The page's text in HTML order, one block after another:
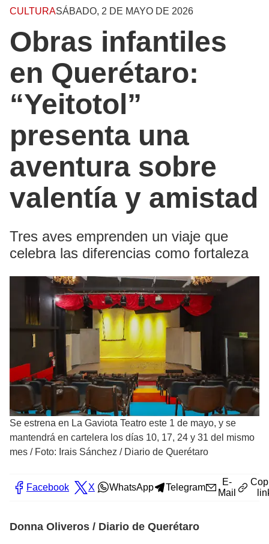
CULTURASÁBADO, 2 DE MAYO DE 2026
Obras infantiles
en Querétaro:
“Yeitotol”
presenta una
aventura sobre
valentía y amistad
Tres aves emprenden un viaje que
celebra las diferencias como fortaleza
Se estrena en La Gaviota Teatro este 1 de mayo, y se
mantendrá en cartelera los días 10, 17, 24 y 31 del mismo
mes / Foto: Irais Sánchez / Diario de Querétaro
Facebook X WhatsApp Telegram
E-
Mail
Donna Oliveros / Diario de Querétaro